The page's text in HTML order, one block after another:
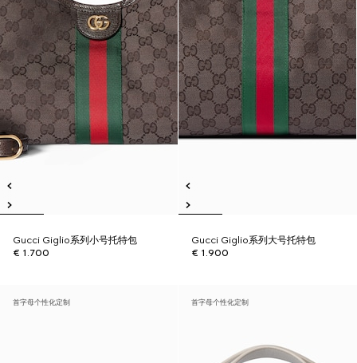
Gucci Giglio系列小号托特包
€ 1.700
Gucci Giglio系列大号托特包
€ 1.900
首字母个性化定制 首字母个性化定制